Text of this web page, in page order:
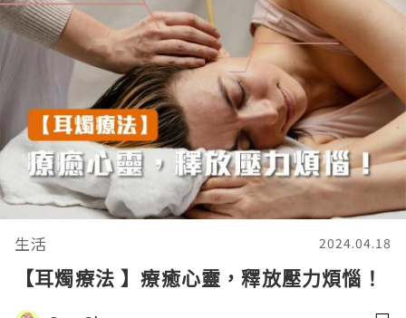
生活 2024.04.18
【耳燭療法 】療癒心靈，釋放壓力煩惱！